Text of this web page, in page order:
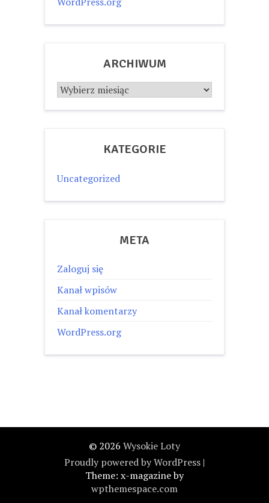
ARCHIWUM
Archiwum
KATEGORIE
Uncategorized
META
Zaloguj się
Kanał wpisów
Kanał komentarzy
WordPress.org
© 2026 Wysokie Loty
Proudly powered by WordPress |
Theme: x-magazine by
wpthemespace.com